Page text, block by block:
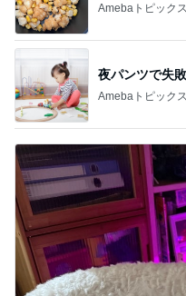
Amebaトピックス
夜パンツで失
Amebaトピックス